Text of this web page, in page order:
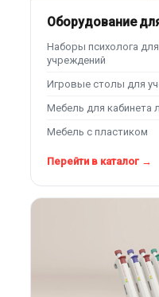
Оборудование
Наборы психолога
учреждений
Игровые столы для
Мебель для кабинета
Мебель с пластиком
Перейти в каталог →